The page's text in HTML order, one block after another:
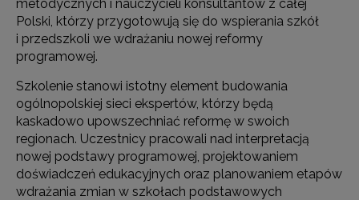
metodycznych i nauczycieli konsultantów z całej
Polski, którzy przygotowują się do wspierania szkół
i przedszkoli we wdrażaniu nowej reformy
programowej.
Szkolenie stanowi istotny element budowania
ogólnopolskiej sieci ekspertów, którzy będą
kaskadowo upowszechniać reformę w swoich
regionach. Uczestnicy pracowali nad interpretacją
nowej podstawy programowej, projektowaniem
doświadczeń edukacyjnych oraz planowaniem etapów
wdrażania zmian w szkołach podstawowych